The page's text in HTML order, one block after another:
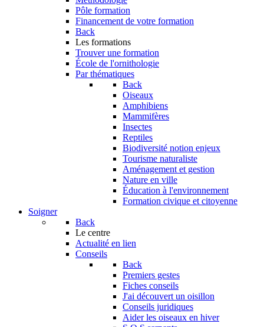
Pôle formation
Financement de votre formation
Back
Les formations
Trouver une formation
École de l'ornithologie
Par thématiques
Back
Oiseaux
Amphibiens
Mammifères
Insectes
Reptiles
Biodiversité notion enjeux
Tourisme naturaliste
Aménagement et gestion
Nature en ville
Éducation à l'environnement
Formation civique et citoyenne
Soigner
Back
Le centre
Actualité en lien
Conseils
Back
Premiers gestes
Fiches conseils
J'ai découvert un oisillon
Conseils juridiques
Aider les oiseaux en hiver